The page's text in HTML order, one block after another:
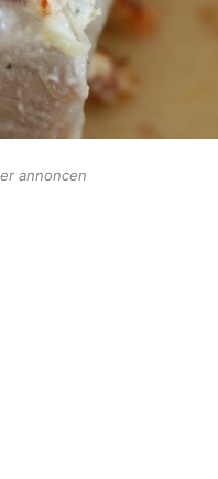
annoncen